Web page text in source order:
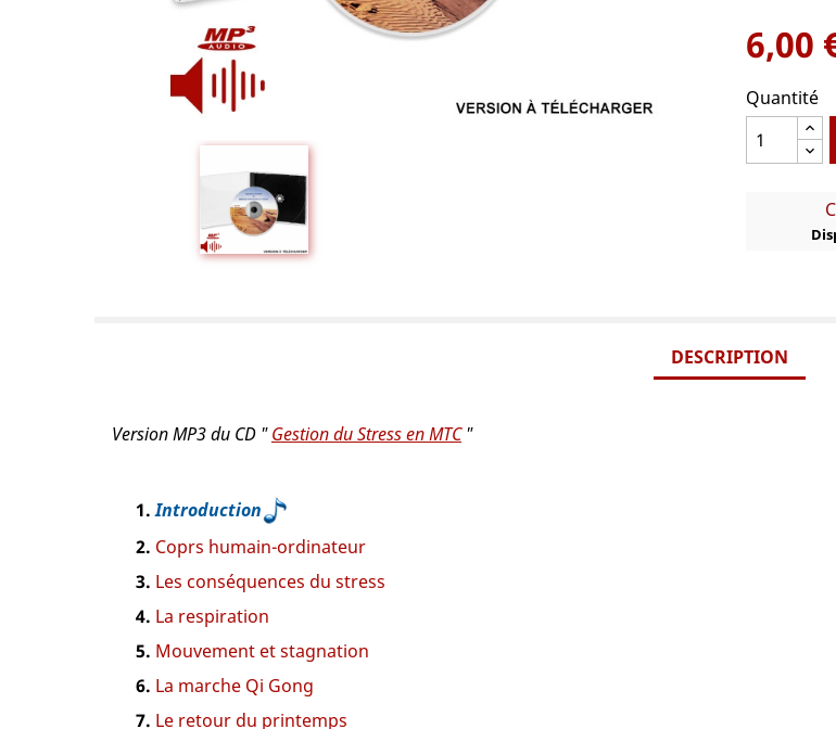
6,00
Quantité
DESCRIPTION
Version MP3 du CD "Gestion du Stress en MTC"
Introduction
Coprs humain-ordinateur
Les conséquences du stress
La respiration
Mouvement et stagnation
La marche Qi Gong
Le retour du printemps